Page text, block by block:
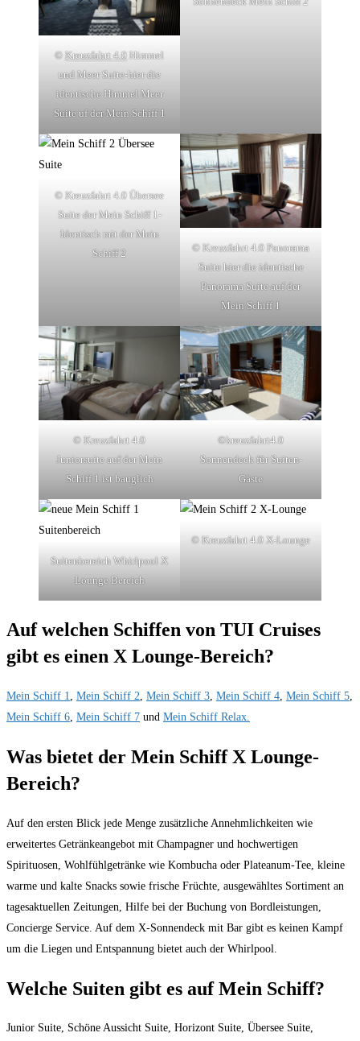
© Kreuzfahrt 4.0 Himmel
und Meer Suite-hier die
identische Himmel Meer
Suite uf der Mein Schiff 1
© Kreuzfahrt 4.0 Übersee
Suite der Mein Schiff 1-
Identisch mit der Mein
Schiff 2
© Kreuzfahrt 4.0 Panorama
Suite hier die identische
Panorama Suite auf der
Mein Schiff 1
© Kreuzfahrt 4.0
Juniorsuite auf der Mein
Schiff 1 ist bauglich
©kreuzfahrt4.0
Sonnendeck für Suiten-
Gäste
Suitenbereich Whirlpool X
Lounge Bereich
© Kreuzfahrt 4.0 X-Lounge
Auf welchen Schiffen von TUI Cruises
gibt es einen X Lounge-Bereich?
Mein Schiff 1 Mein Schiff 2 Mein Schiff 3 Mein Schiff 4 Mein Schiff 5
Mein Schiff 6 Mein Schiff 7 und Mein Schiff Relax.
Was bietet der Mein Schiff X Lounge-
Bereich?
Auf den ersten Blick jede Menge zusätzliche Annehmlichkeiten wie
erweitertes Getränkeangebot mit Champagner und hochwertigen
Spirituosen, Wohlfühlgetränke wie Kombucha oder Plateanum-Tee, kleine
warme und kalte Snacks sowie frische Früchte, ausgewähltes Sortiment an
tagesaktuellen Zeitungen, Hilfe bei der Buchung von Bordleistungen,
Concierge Service. Auf dem X-Sonnendeck mit Bar gibt es keinen Kampf
um die Liegen und Entspannung bietet auch der Whirlpool.
Welche Suiten gibt es auf Mein Schiff?
Junior Suite, Schöne Aussicht Suite, Horizont Suite, Übersee Suite,